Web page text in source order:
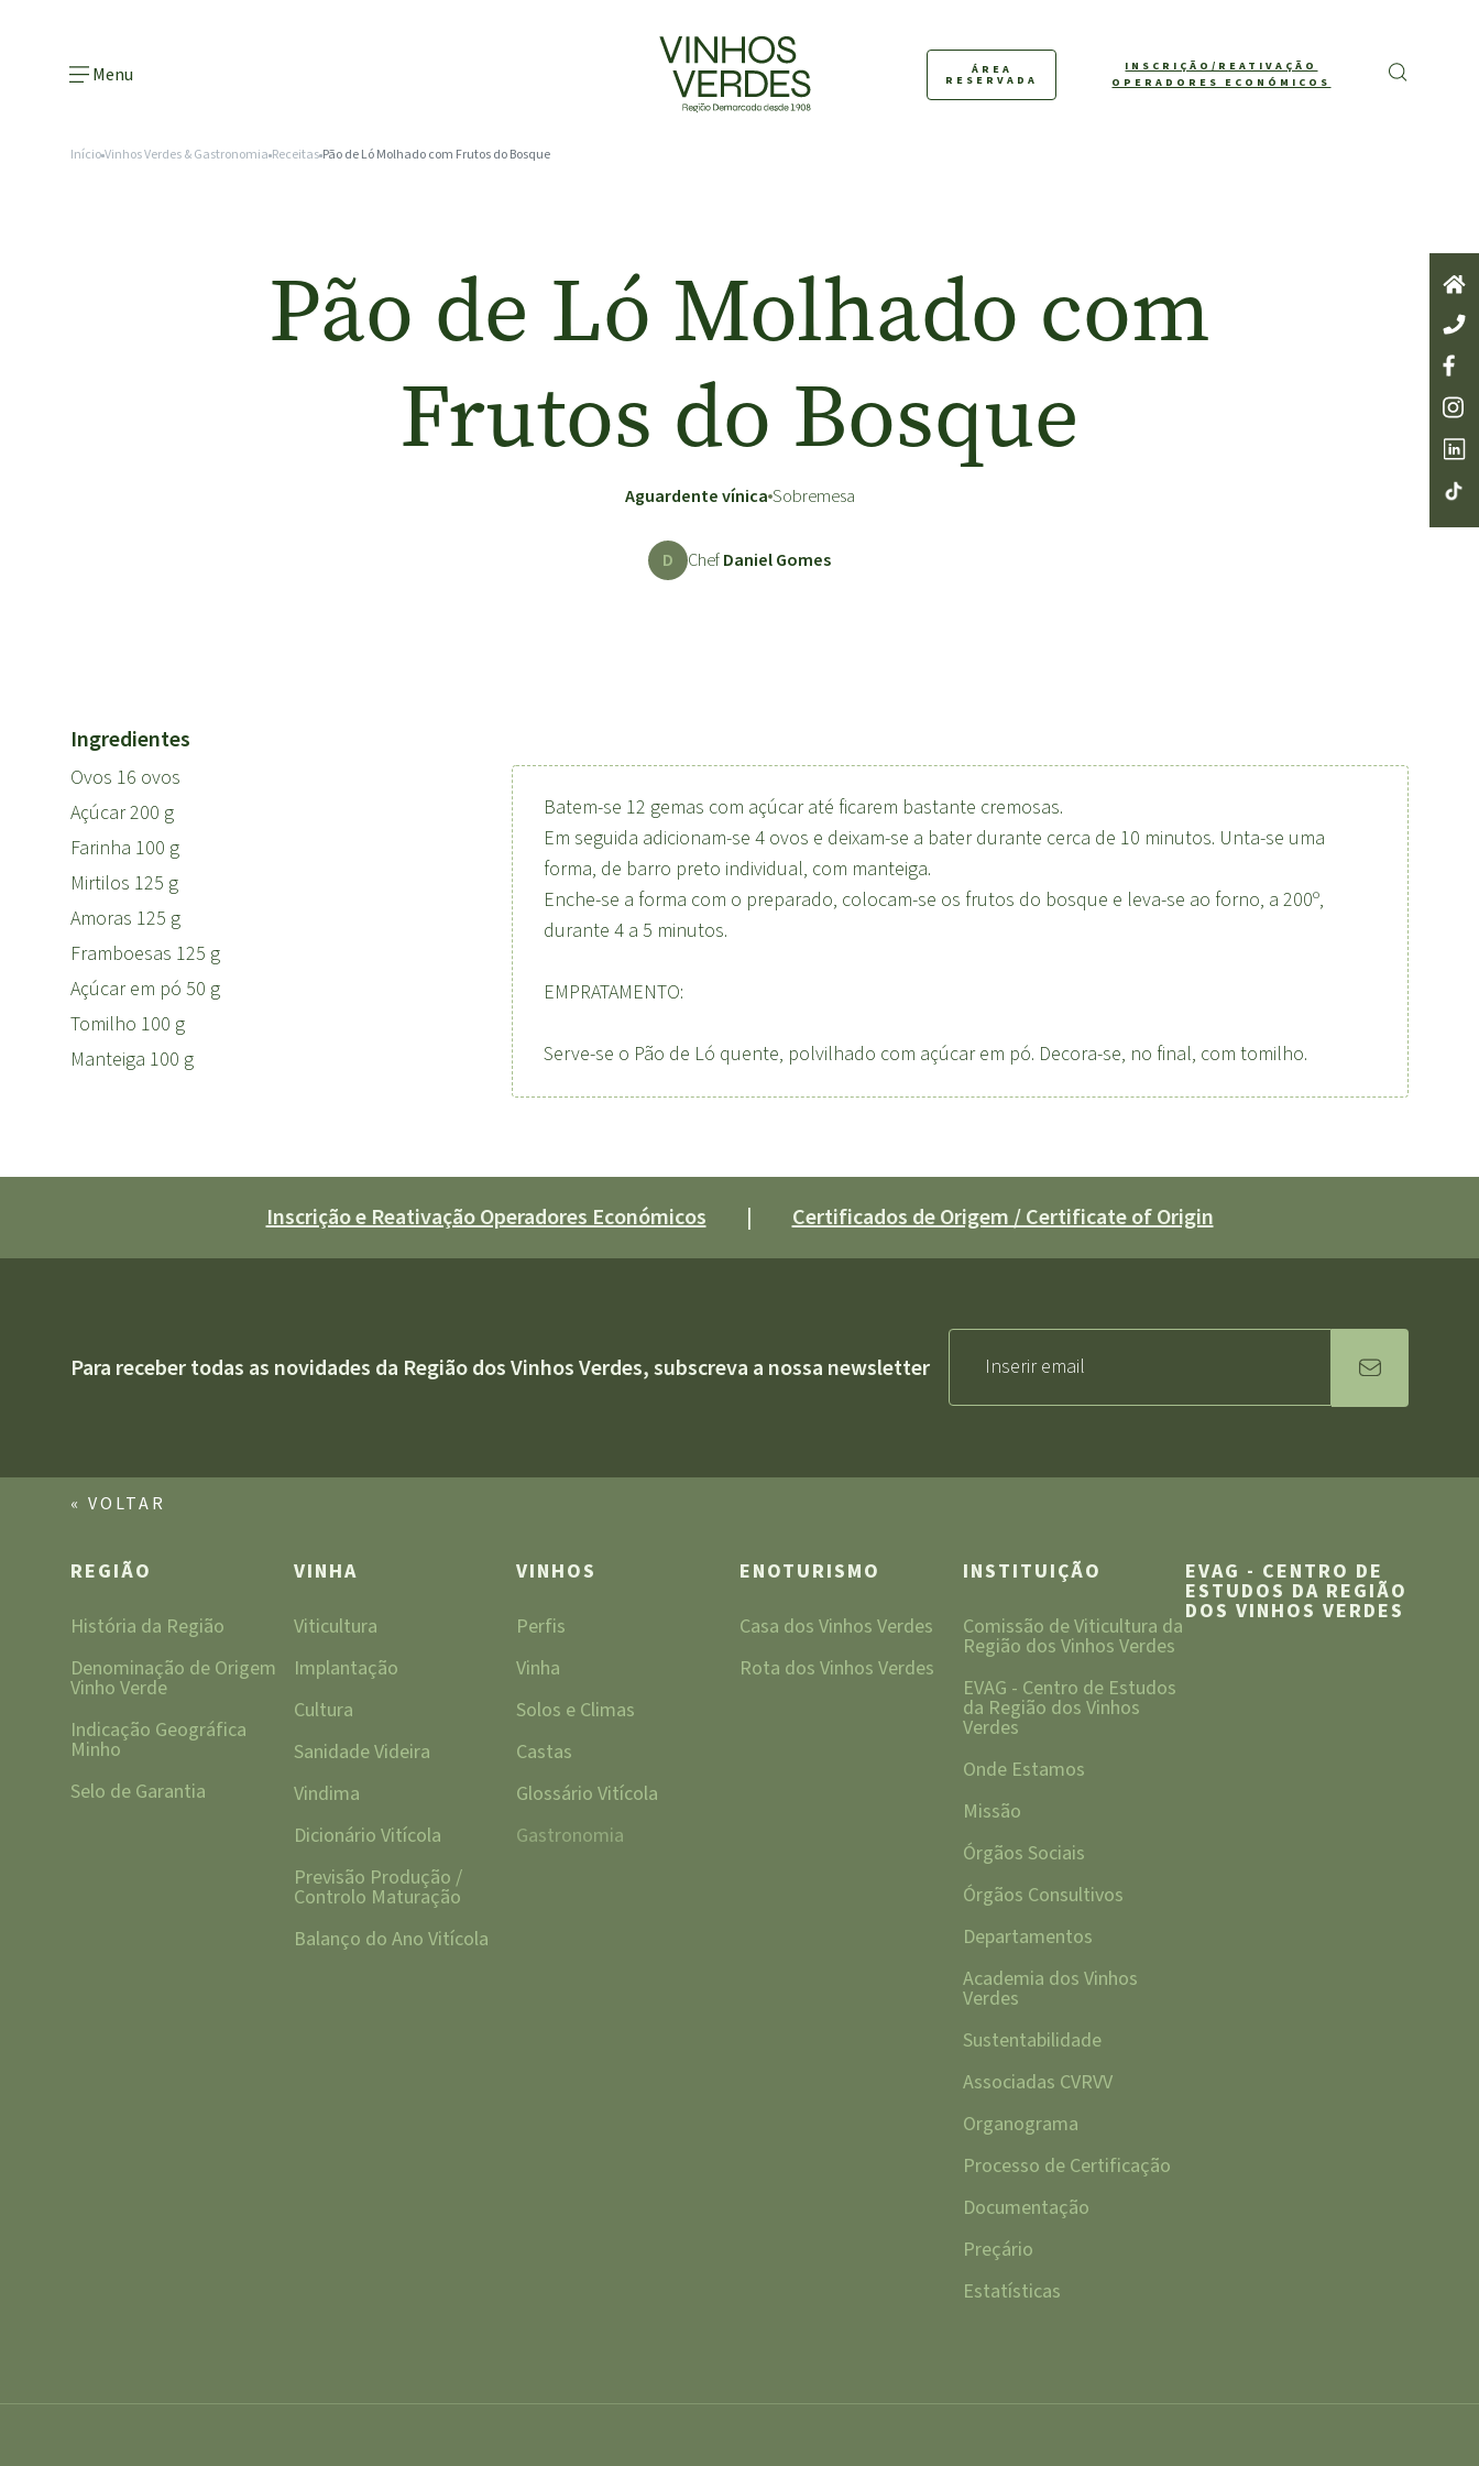
Menu ÁREA
RESERVADA
INSCRIÇÃO/REATIVAÇÃO
OPERADORES ECONÓMICOS
InícioVinhos Verdes & Gastronomia Receitas Pão de Ló Molhado com Frutos do Bosque
Pão de Ló Molhado com
Frutos do Bosque
Aguardente vínica Sobremesa
D ChefDaniel Gomes
Ingredientes
Ovos 16 ovos
Açúcar 200 g
Farinha 100 g
Mirtilos 125 g
Amoras 125 g
Framboesas 125 g
Açúcar em pó 50 g
Tomilho 100 g
Manteiga 100 g
Batem-se 12 gemas com açúcar até ficarem bastante cremosas.
Em seguida adicionam-se 4 ovos e deixam-se a bater durante cerca de 10 minutos. Unta-se uma
forma, de barro preto individual, com manteiga.
Enche-se a forma com o preparado, colocam-se os frutos do bosque e leva-se ao forno, a 200º,
durante 4 a 5 minutos.
EMPRATAMENTO:
Serve-se o Pão de Ló quente, polvilhado com açúcar em pó. Decora-se, no final, com tomilho.
Inscrição e Reativação Operadores Económicos | Certificados de Origem / Certificate of Origin
Para receber todas as novidades da Região dos Vinhos Verdes, subscreva a nossa newsletter
« VOLTAR
REGIÃO
História da Região
Denominação de Origem
Vinho Verde
Indicação Geográfica
Minho
Selo de Garantia
VINHA
Viticultura
Implantação
Cultura
Sanidade Videira
Vindima
Dicionário Vitícola
Previsão Produção /
Controlo Maturação
Balanço do Ano Vitícola
VINHOS
Perfis
Vinha
Solos e Climas
Castas
Glossário Vitícola
Gastronomia
ENOTURISMO
Casa dos Vinhos Verdes
Rota dos Vinhos Verdes
INSTITUIÇÃO
Comissão de Viticultura da
Região dos Vinhos Verdes
EVAG - Centro de Estudos
da Região dos Vinhos
Verdes
Onde Estamos
Missão
Órgãos Sociais
Órgãos Consultivos
Departamentos
Academia dos Vinhos
Verdes
Sustentabilidade
Associadas CVRVV
Organograma
Processo de Certificação
Documentação
Preçário
Estatísticas
EVAG - CENTRO DE
ESTUDOS DA REGIÃO
DOS VINHOS VERDES